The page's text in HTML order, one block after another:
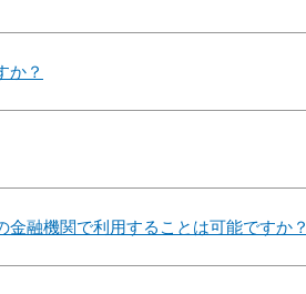
か？
金融機関で利用することは可能ですか？